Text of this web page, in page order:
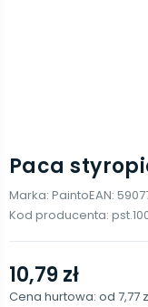
Paca
Marka: PaintoEAN:
Kod producenta:
10,79 zł
Cena hurtowa: od 7,77